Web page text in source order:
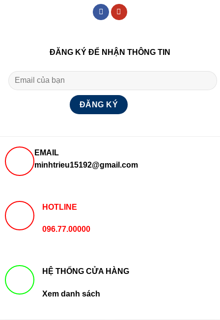
ĐĂNG KÝ ĐỂ NHẬN THÔNG TIN
EMAIL
minhtrieu15192@gmail.com
HOTLINE
096.77.00000
HỆ THỐNG CỬA HÀNG
Xem danh sách